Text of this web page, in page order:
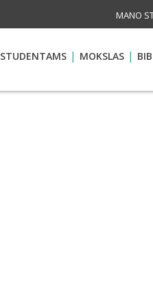
MANO
STUDENTAMS MOKSLAS